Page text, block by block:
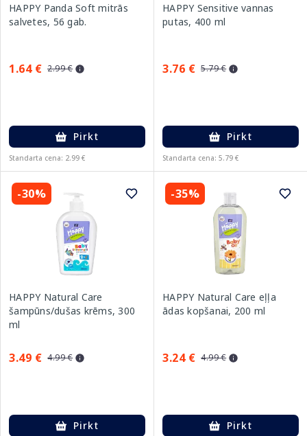
HAPPY Panda Soft mitrās
salvetes, 56 gab.
1.64 € 2.99 €
Pirkt
Standarta cena: 2.99 €
HAPPY Sensitive vannas
putas, 400 ml
3.76 € 5.79 €
Pirkt
Standarta cena: 5.79 €
-30%
HAPPY Natural Care
šampūns/dušas krēms, 300
ml
3.49 € 4.99 €
Pirkt
-35%
HAPPY Natural Care eļļa
ādas kopšanai, 200 ml
3.24 € 4.99 €
Pirkt